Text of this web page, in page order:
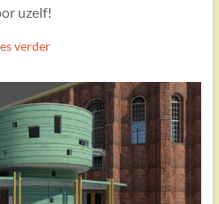
uzelf!
verder